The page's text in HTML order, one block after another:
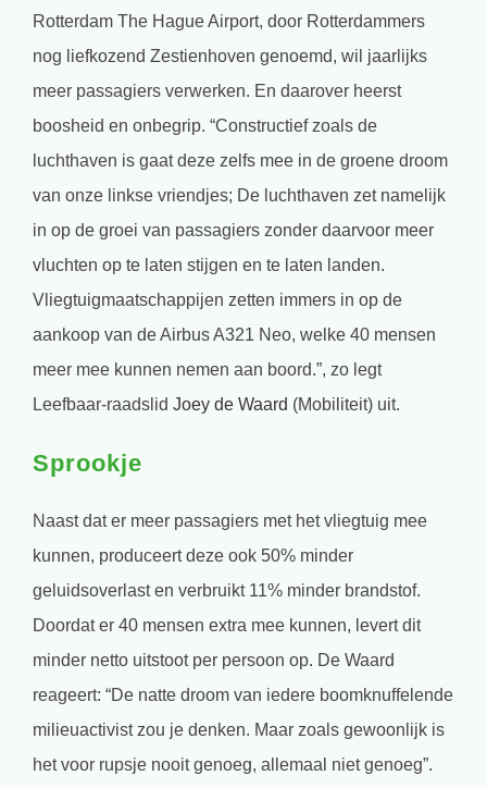
Rotterdam The Hague Airport, door Rotterdammers
nog liefkozend Zestienhoven genoemd, wil jaarlijks
meer passagiers verwerken. En daarover heerst
boosheid en onbegrip. “Constructief zoals de
luchthaven is gaat deze zelfs mee in de groene droom
van onze linkse vriendjes; De luchthaven zet namelijk
in op de groei van passagiers zonder daarvoor meer
vluchten op te laten stijgen en te laten landen.
Vliegtuigmaatschappijen zetten immers in op de
aankoop van de Airbus A321 Neo, welke 40 mensen
meer mee kunnen nemen aan boord.”, zo legt
Leefbaar-raadslid Joey de Waard (Mobiliteit) uit.
Sprookje
Naast dat er meer passagiers met het vliegtuig mee
kunnen, produceert deze ook 50% minder
geluidsoverlast en verbruikt 11% minder brandstof.
Doordat er 40 mensen extra mee kunnen, levert dit
minder netto uitstoot per persoon op. De Waard
reageert: “De natte droom van iedere boomknuffelende
milieuactivist zou je denken. Maar zoals gewoonlijk is
het voor rupsje nooit genoeg, allemaal niet genoeg”.